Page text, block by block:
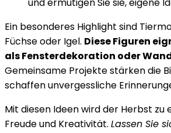
und ermutigen Sie sie, eigene
Ein besonderes Highlight sind
Füchse oder Igel. Diese Figuren
als Fensterdekoration oder
Gemeinsame Projekte stärken die
schaffen unvergessliche
Mit diesen Ideen wird der Herbst zu
Freude und Kreativität. Lassen Sie